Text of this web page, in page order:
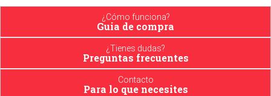
¿Cómo funciona?
Guia de compra
¿Tienes dudas?
Preguntas frecuentes
Contacto
Para lo que necesites